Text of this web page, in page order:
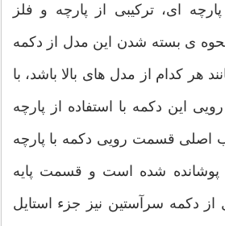
ای، ترکیبی از پارچه و فلز
ی بسته شدن این مدل از دکمه
هر کدام از مدل های بالا باشد، با
این دکمه با استفاده از پارچه
اصلی قسمت رویی دکمه با پارچه
پوشانده شده است و قسمت پایه
دکمه سرآستین نیز جزء استایل